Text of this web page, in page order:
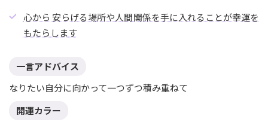
心から 安らげる場所や人間関係を手に入れることが幸運を
もたらします
一言アドバイス
なりたい自分に向かって一つずつ積み重ねて
開運カラー